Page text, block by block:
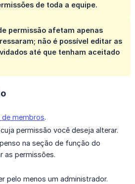
de toda a equipe.
permissão afetam apenas
não é possível editar as
até que tenham aceitado
de membros.
permissão você deseja alterar.
na seção de função do
as permissões.
pelo menos um administrador.